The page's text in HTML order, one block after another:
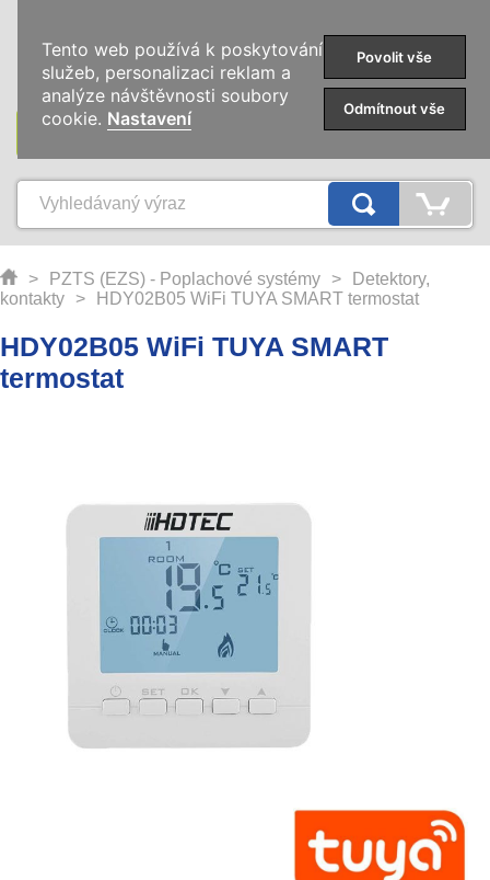
KATEGORIE
> PZTS (EZS) - Poplachové systémy >
Detektory,
kontakty
> HDY02B05 WiFi TUYA SMART termostat
HDY02B05 WiFi TUYA SMART
termostat
Tento web používá k poskytování
služeb, personalizaci reklam a
analýze návštěvnosti soubory
cookie. Nastavení
Povolit vše
Odmítnout vše